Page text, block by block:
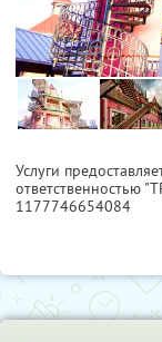
Услуги
1177746654084